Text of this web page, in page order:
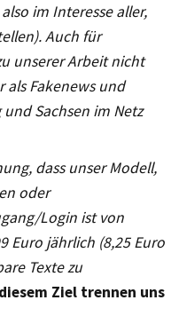
im Interesse aller,
Auch für
unserer Arbeit nicht
Fakenews und
Sachsen im Netz
dass unser Modell,
oder
Login ist von
Euro jährlich (8,25 Euro
Texte zu
Ziel trennen uns